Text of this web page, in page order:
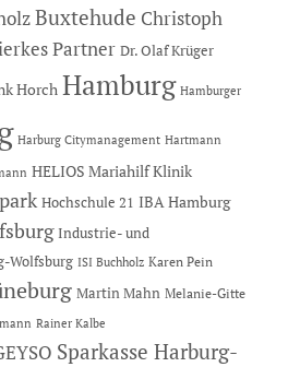
Buxtehude Christoph
Partner Dr. Olaf Krüger
Horch Hamburg Hamburger
Harburg Citymanagement Hartmann
HELIOS Mariahilf Klinik
Hochschule 21 IBA Hamburg
Industrie- und
Wolfsburg ISI Buchholz Karen Pein
Martin Mahn Melanie-Gitte
Rainer Kalbe
Sparkasse Harburg-